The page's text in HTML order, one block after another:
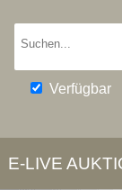
Verfügbar
E-LIVE